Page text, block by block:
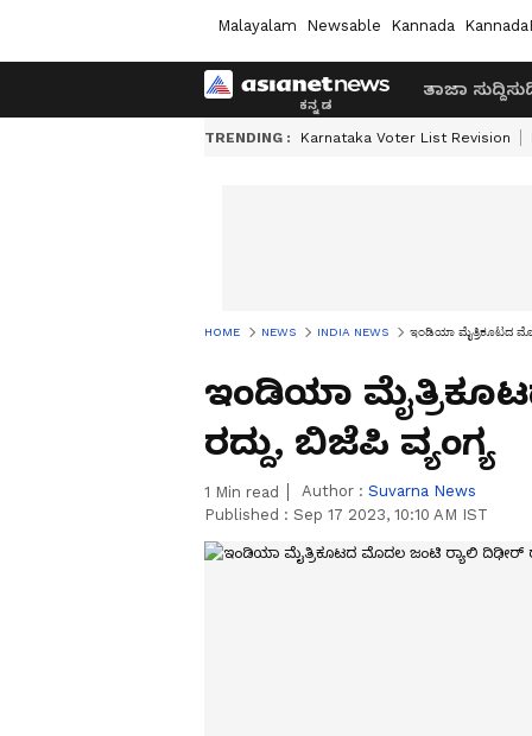
Malayalam Newsable Kannada
ತಾಜಾ ಸುದ್ದಿ
TRENDING : Karnataka Voter List Revision
HOME NEWS INDIA NEWS ಇಂಡಿಯಾ ಮೈತ್ರಿಕೂಟದ
ಇಂಡಿಯಾ
ರದ್ದು, ಬಿಜೆಪಿ ವ್ಯಂಗ್ಯ
1 Min read Author : Suvarna News
Published : Sep 17 2023, 10:10 AM IST